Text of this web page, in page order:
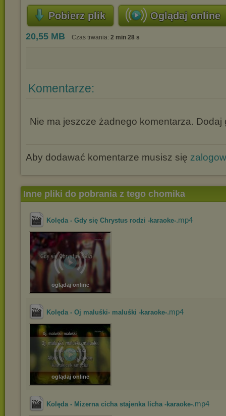
Pobierz plik Oglądaj online
20,55 MB Czas trwania: 2 min 28 s
Komentarze:
Nie ma jeszcze żadnego komentarza. Dodaj
Aby dodawać komentarze musisz się
Inne pliki do pobrania z tego chomika
Kolęda - Gdy się Chrystus rodzi -karaoke-.mp4
oglądaj online
Kolęda - Oj maluśki- maluśki -karaoke-.mp4
oglądaj online
Kolęda - Mizerna cicha stajenka licha -karaoke-.mp4